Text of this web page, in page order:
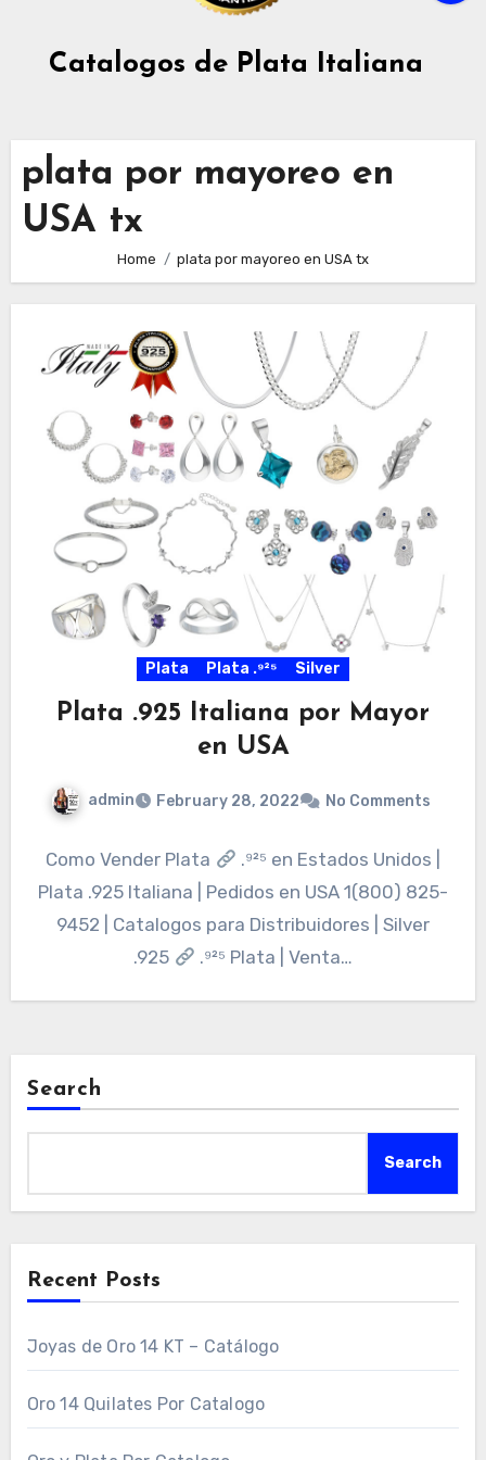
Catalogos de Plata Italiana
plata por mayoreo en
USA tx
Home plata por mayoreo en USA tx
Plata Plata .⁹²⁵ Silver
Plata .925 Italiana por Mayor
en USA
admin February 28, 2022 No Comments
Como Vender Plata
.⁹²⁵ en Estados Unidos |
Plata .925 Italiana | Pedidos en USA 1(800) 825-
9452 | Catalogos para Distribuidores | Silver
.925
.⁹²⁵ Plata | Venta…
Search
Search
Recent Posts
Joyas de Oro 14 KT – Catálogo
Oro 14 Quilates Por Catalogo